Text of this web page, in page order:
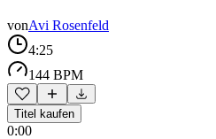
vonAvi Rosenfeld
4:25
144 BPM
Titel kaufen
0:00